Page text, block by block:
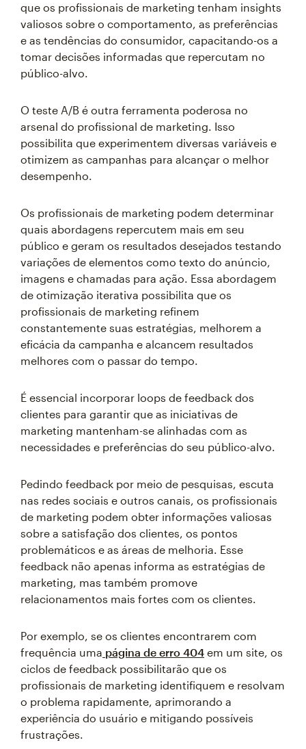
que os profissionais de marketing tenham insights
valiosos sobre o comportamento, as preferências
e as tendências do consumidor, capacitando-os a
tomar decisões informadas que repercutam no
público-alvo.
O teste A/B é outra ferramenta poderosa no
arsenal do profissional de marketing. Isso
possibilita que experimentem diversas variáveis e
otimizem as campanhas para alcançar o melhor
desempenho.
Os profissionais de marketing podem determinar
quais abordagens repercutem mais em seu
público e geram os resultados desejados testando
variações de elementos como texto do anúncio,
imagens e chamadas para ação. Essa abordagem
de otimização iterativa possibilita que os
profissionais de marketing refinem
constantemente suas estratégias, melhorem a
eficácia da campanha e alcancem resultados
melhores com o passar do tempo.
É essencial incorporar loops de feedback dos
clientes para garantir que as iniciativas de
marketing mantenham-se alinhadas com as
necessidades e preferências do seu público-alvo.
Pedindo feedback por meio de pesquisas, escuta
nas redes sociais e outros canais, os profissionais
de marketing podem obter informações valiosas
sobre a satisfação dos clientes, os pontos
problemáticos e as áreas de melhoria. Esse
feedback não apenas informa as estratégias de
marketing, mas também promove
relacionamentos mais fortes com os clientes.
Por exemplo, se os clientes encontrarem com
frequência uma página de erro 404 em um site, os
ciclos de feedback possibilitarão que os
profissionais de marketing identifiquem e resolvam
o problema rapidamente, aprimorando a
experiência do usuário e mitigando possíveis
frustrações.